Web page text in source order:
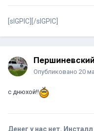
[sIGPIC][/sIGPIC]
Першиневский
Опубликовано 20
с днюхой!!
Денег у нас нет.